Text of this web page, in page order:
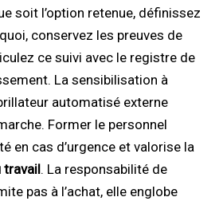
soit l’option retenue, définissez
conservez les preuves de
ce suivi avec le registre de
La sensibilisation à
automatisé externe
Former le personnel
en cas d’urgence et valorise la
travail. La responsabilité de
pas à l’achat, elle englobe